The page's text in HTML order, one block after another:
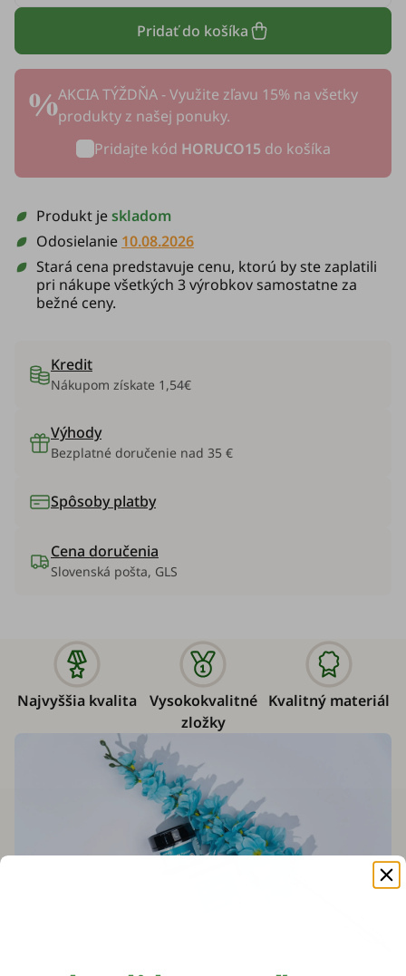
Pridať do košíka
AKCIA TÝŽDŇA - Využite zľavu 15% na všetky
produkty z našej ponuky.
Pridajte kód HORUCO15 do košíka
Produkt jeskladom
Odosielanie 10.08.2026
Stará cena predstavuje cenu, ktorú by ste zaplatili
pri nákupe všetkých 3 výrobkov samostatne za
bežné ceny.
Kredit
Nákupom získate 1,54€
Výhody
Bezplatné doručenie nad 35 €
Spôsoby platby
Cena doručenia
Slovenská pošta, GLS
Najvyššia kvalita
Vysokokvalitné
zložky
Kvalitný materiál